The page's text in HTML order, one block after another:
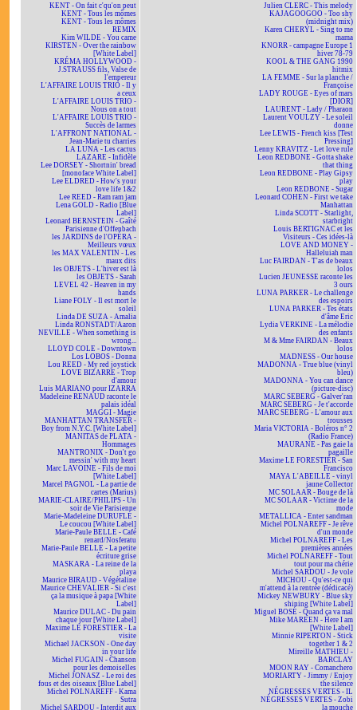
KENT - On fait c'qu'on peut
KENT - Tous les mômes
KENT - Tous les mômes
REMIX
Kim WILDE - You came
KIRSTEN - Over the rainbow
[White Label]
KRÉMA HOLLYWOOD -
J.STRAUSS fils, Valse de
l'empereur
L'AFFAIRE LOUIS TRIO - Il y
a ceux
L'AFFAIRE LOUIS TRIO -
Nous on a tout
L'AFFAIRE LOUIS TRIO -
Succès de larmes
L'AFFRONT NATIONAL -
Jean-Marie tu charries
LA LUNA - Les cactus
LAZARE - Infidèle
Lee DORSEY - Shortnin' bread
[monoface White Label]
Lee ELDRED - How's your
love life 1&2
Lee REED - Ram ram jam
Lena GOLD - Radio [Blue
Label]
Leonard BERNSTEIN - Gaîté
Parisienne d'Offenbach
les JARDINS de l'OPÉRA -
Meilleurs vœux
les MAX VALENTIN - Les
maux dits
les OBJETS - L'hiver est là
les OBJETS - Sarah
LEVEL 42 - Heaven in my
hands
Liane FOLY - Il est mort le
soleil
Linda DE SUZA - Amalia
Linda RONSTADT/Aaron
NEVILLE - When something is
wrong...
LLOYD COLE - Downtown
Los LOBOS - Donna
Lou REED - My red joystick
LOVE BIZARRE - Trop
d'amour
Luis MARIANO pour IZARRA
Madeleine RENAUD raconte le
palais idéal
MAGGI - Magie
MANHATTAN TRANSFER -
Boy from N.Y.C. [White Label]
MANITAS de PLATA -
Hommages
MANTRONIX - Don't go
messin' with my heart
Marc LAVOINE - Fils de moi
[White Label]
Marcel PAGNOL - La partie de
cartes (Marius)
MARIE-CLAIRE/PHILIPS - Un
soir de Vie Parisienne
Marie-Madeleine DURUFLÉ -
Le coucou [White Label]
Marie-Paule BELLE - Café
renard/Nosferatu
Marie-Paule BELLE - La petite
écriture grise
MASKARA - La reine de la
playa
Maurice BIRAUD - Végétaline
Maurice CHEVALIER - Si c'est
ça la musique à papa [White
Label]
Maurice DULAC - Du pain
chaque jour [White Label]
Maxime LE FORESTIER - La
visite
Michael JACKSON - One day
in your life
Michel FUGAIN - Chanson
pour les demoiselles
Michel JONASZ - Le roi des
fous et des oiseaux [Blue Label]
Michel POLNAREFF - Kama
Sutra
Michel SARDOU - Interdit aux
Julien CLERC - This melody
KAJAGOOGOO - Too shy
(midnight mix)
Karen CHERYL - Sing to me
mama
KNORR - campagne Europe 1
hiver 78-79
KOOL & THE GANG 1990
hitmix
LA FEMME - Sur la planche /
Françoise
LADY ROUGE - Eyes of mars
[DIOR]
LAURENT - Lady / Pharaon
Laurent VOULZY - Le soleil
donne
Lee LEWIS - French kiss [Test
Pressing]
Lenny KRAVITZ - Let love rule
Leon REDBONE - Gotta shake
that thing
Leon REDBONE - Play Gipsy
play
Leon REDBONE - Sugar
Leonard COHEN - First we take
Manhattan
Linda SCOTT - Starlight,
starbright
Louis BERTIGNAC et les
Visiteurs - Ces idées-là
LOVE AND MONEY -
Halleluiah man
Luc FAIRDAN - T'as de beaux
lolos
Lucien JEUNESSE raconte les
3 ours
LUNA PARKER - Le challenge
des espoirs
LUNA PARKER - Tes états
d'âme Eric
Lydia VERKINE - La mélodie
des enfants
M & Mme FAIRDAN - Beaux
lolos
MADNESS - Our house
MADONNA - True blue (vinyl
bleu)
MADONNA - You can dance
(picture-disc)
MARC SEBERG - Galver'ran
MARC SEBERG - Je t'accorde
MARC SEBERG - L'amour aux
trousses
Maria VICTORIA - Boléros n° 2
(Radio France)
MAURANE - Pas gaie la
pagaille
Maxime LE FORESTIER - San
Francisco
MAYA L'ABEILLE - vinyl
jaune Collector
MC SOLAAR - Bouge de là
MC SOLAAR - Victime de la
mode
METALLICA - Enter sandman
Michel POLNAREFF - Je rêve
d'un monde
Michel POLNAREFF - Les
premières années
Michel POLNAREFF - Tout
tout pour ma chérie
Michel SARDOU - Je vole
MICHOU - Qu'est-ce qui
m'attend à la rentrée (dédicacé)
Mickey NEWBURY - Blue sky
shining [White Label]
Miguel BOSÉ - Quand ça va mal
Mike MAREEN - Here I am
[White Label]
Minnie RIPERTON - Stick
together 1 & 2
Mireille MATHIEU -
BARCLAY
MOON RAY - Comanchero
MORIARTY - Jimmy / Enjoy
the silence
NÉGRESSES VERTES - IL
NÉGRESSES VERTES - Zobi
la mouche